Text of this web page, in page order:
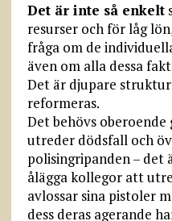
Det är inte så enkelt
resurser och för låg
fråga om de
även om alla dessa
Det är djupare
reformeras.
Det behövs oberoende
utreder dödsfall och
polisingripanden –
ålägga kollegor att
avlossar sina pistoler
dess deras agerande